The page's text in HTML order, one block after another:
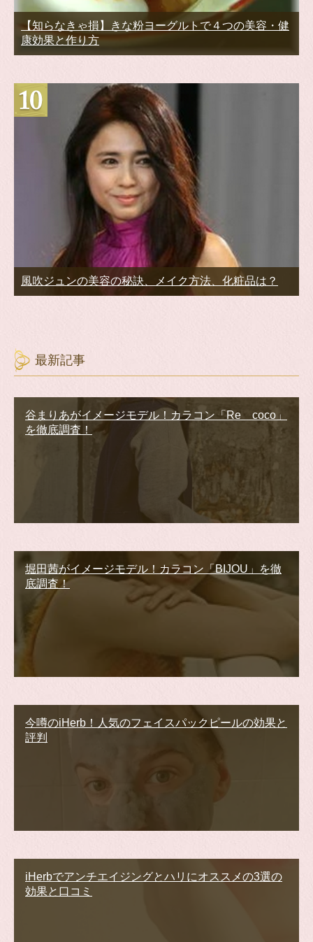
【知らなきゃ損】きな粉ヨーグルトで４つの美容・健
康効果と作り方
風吹ジュンの美容の秘訣、メイク方法、化粧品は？
最新記事
谷まりあがイメージモデル！カラコン「Re coco」
を徹底調査！
堀田茜がイメージモデル！カラコン「BIJOU」を徹
底調査！
今噂のiHerb！人気のフェイスパックピールの効果と
評判
iHerbでアンチエイジングとハリにオススメの3選の
効果と口コミ